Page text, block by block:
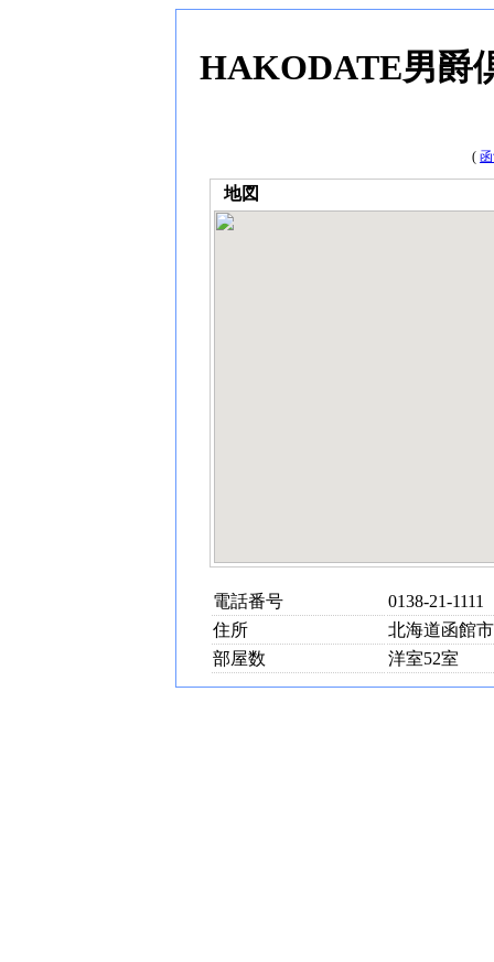
HAKODATE男爵
(
地図
電話番号
0138-21-1111
住所
北海道函館
部屋数
洋室52室